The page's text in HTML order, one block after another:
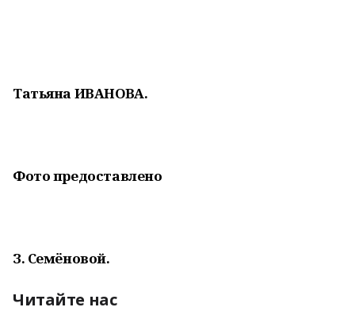
Татьяна ИВАНОВА.
Фото предоставлено
З. Семёновой.
Читайте нас